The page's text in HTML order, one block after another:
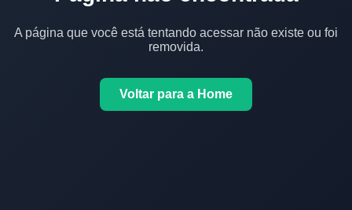
A página que você está tentando acessar não existe ou foi
removida.
Voltar para a Home